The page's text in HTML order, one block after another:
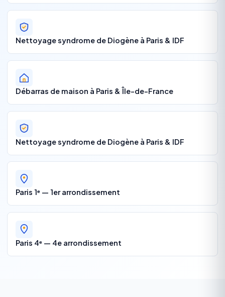
Nettoyage syndrome de Diogène à Paris & IDF
Débarras de maison à Paris & Île-de-France
Nettoyage syndrome de Diogène à Paris & IDF
Paris 1ᵉ — 1er arrondissement
Paris 4ᵉ — 4e arrondissement